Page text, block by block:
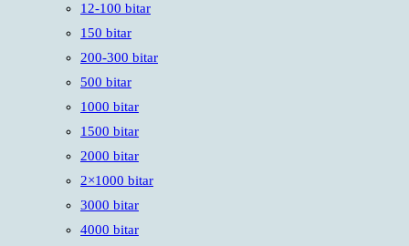
12-100 bitar
150 bitar
200-300 bitar
500 bitar
1000 bitar
1500 bitar
2000 bitar
2×1000 bitar
3000 bitar
4000 bitar